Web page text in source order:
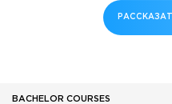
BACHELOR COURSES